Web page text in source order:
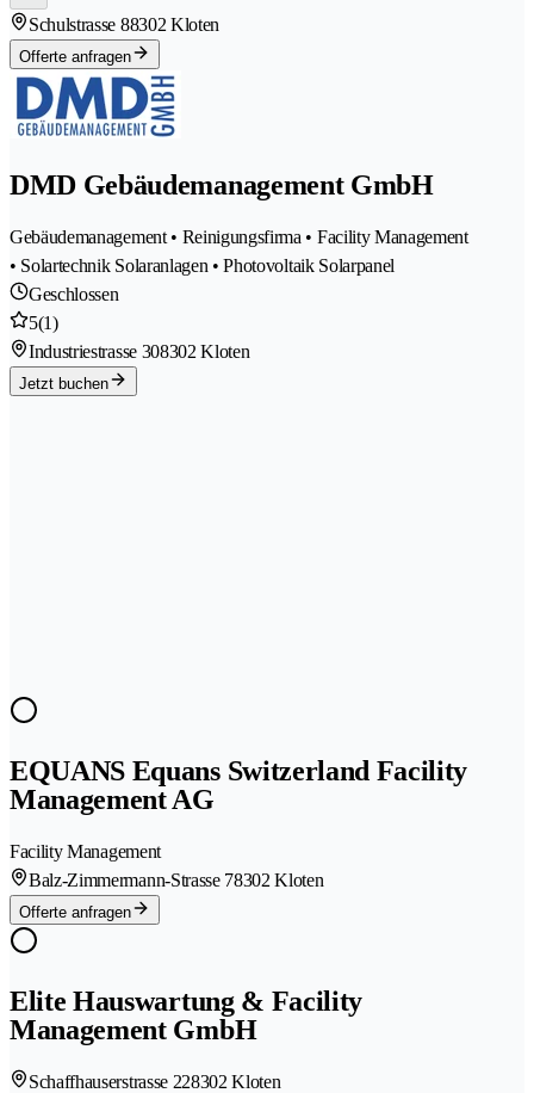
Schulstrasse 88302 Kloten
Offerte anfragen
DMD Gebäudemanagement GmbH
Gebäudemanagement • Reinigungsfirma • Facility Management
• Solartechnik Solaranlagen • Photovoltaik Solarpanel
Geschlossen
5(1)
Industriestrasse 308302 Kloten
Jetzt buchen
EQUANS Equans Switzerland Facility
Management AG
Facility Management
Balz-Zimmermann-Strasse 78302 Kloten
Offerte anfragen
Elite Hauswartung & Facility
Management GmbH
Schaffhauserstrasse 228302 Kloten